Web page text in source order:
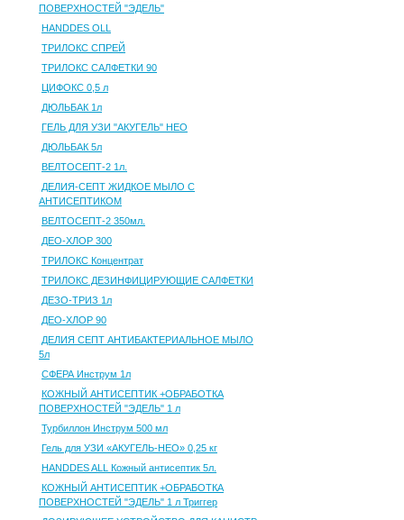
ПОВЕРХНОСТЕЙ "ЭДЕЛЬ"
HANDDES OLL
ТРИЛОКС СПРЕЙ
ТРИЛОКС САЛФЕТКИ 90
ЦИФОКС 0,5 л
ДЮЛЬБАК 1л
ГЕЛЬ ДЛЯ УЗИ "АКУГЕЛЬ" НЕО
ДЮЛЬБАК 5л
ВЕЛТОСЕПТ-2 1л.
ДЕЛИЯ-СЕПТ ЖИДКОЕ МЫЛО С
АНТИСЕПТИКОМ
ВЕЛТОСЕПТ-2 350мл.
ДЕО-ХЛОР 300
ТРИЛОКС Концентрат
ТРИЛОКС ДЕЗИНФИЦИРУЮЩИЕ САЛФЕТКИ
ДЕЗО-ТРИЗ 1л
ДЕО-ХЛОР 90
ДЕЛИЯ СЕПТ АНТИБАКТЕРИАЛЬНОЕ МЫЛО
5л
СФЕРА Инструм 1л
КОЖНЫЙ АНТИСЕПТИК +ОБРАБОТКА
ПОВЕРХНОСТЕЙ "ЭДЕЛЬ" 1 л
Турбиллон Инструм 500 мл
Гель для УЗИ «АКУГЕЛЬ-НЕО» 0,25 кг
HANDDES ALL Кожный антисептик 5л.
КОЖНЫЙ АНТИСЕПТИК +ОБРАБОТКА
ПОВЕРХНОСТЕЙ "ЭДЕЛЬ" 1 л Триггер